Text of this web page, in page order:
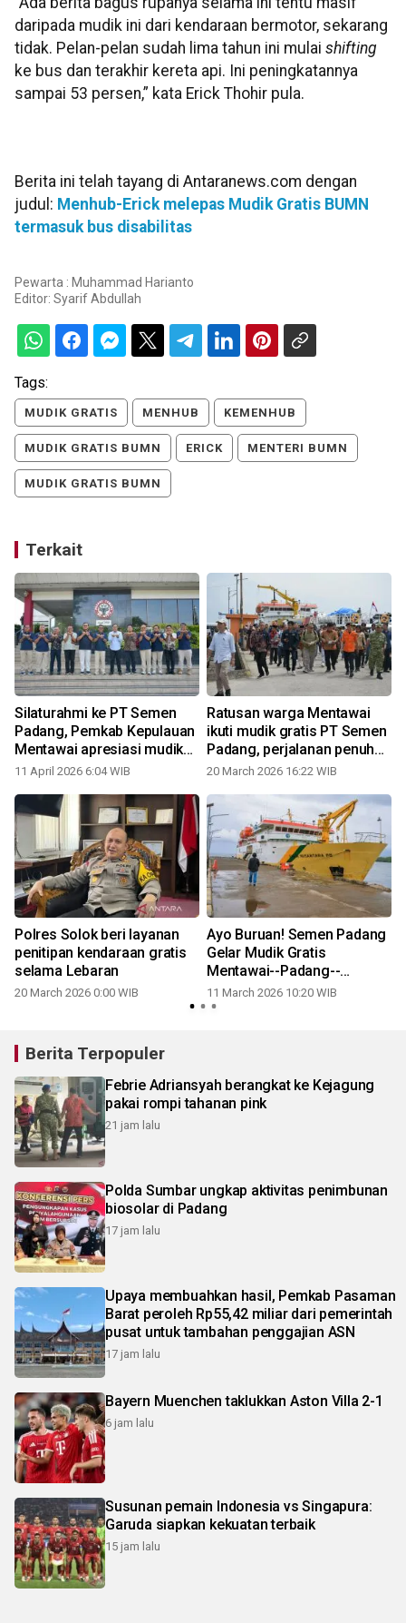
daripada mudik ini dari kendaraan bermotor, sekarang
tidak. Pelan-pelan sudah lima tahun ini mulai shifting
ke bus dan terakhir kereta api. Ini peningkatannya
sampai 53 persen,” kata Erick Thohir pula.
Berita ini telah tayang di Antaranews.com dengan
judul: Menhub-Erick melepas Mudik Gratis BUMN
termasuk bus disabilitas
Pewarta : Muhammad Harianto
Editor: Syarif Abdullah
Tags:
MUDIK GRATIS MENHUB KEMENHUB
MUDIK GRATIS BUMN ERICK MENTERI BUMN
MUDIK GRATIS BUMN
Terkait
Silaturahmi ke PT Semen
Padang, Pemkab Kepulauan
Mentawai apresiasi mudik
gratis dan jajaki sinergi
infrastruktur
11 April 2026 6:04 WIB
Ratusan warga Mentawai
ikuti mudik gratis PT Semen
Padang, perjalanan penuh
harapan menuju kampung
20 March 2026 16:22 WIB
Polres Solok beri layanan
penitipan kendaraan gratis
selama Lebaran
20 March 2026 0:00 WIB
Ayo Buruan! Semen Padang
Gelar Mudik Gratis
Mentawai--Padang--
Mentawai untuk 700 Kuota
11 March 2026 10:20 WIB
Berita Terpopuler
Febrie Adriansyah berangkat ke Kejagung
pakai rompi tahanan pink
21 jam lalu
Polda Sumbar ungkap aktivitas penimbunan
biosolar di Padang
17 jam lalu
Upaya membuahkan hasil, Pemkab Pasaman
Barat peroleh Rp55,42 miliar dari pemerintah
pusat untuk tambahan penggajian ASN
17 jam lalu
Bayern Muenchen taklukkan Aston Villa 2-1
6 jam lalu
Susunan pemain Indonesia vs Singapura:
Garuda siapkan kekuatan terbaik
15 jam lalu